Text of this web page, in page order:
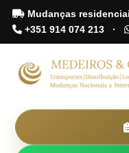
Mudanças
+351 914 074 213 ·